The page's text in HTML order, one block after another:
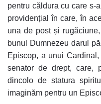
pentru căldura cu care s-
providențial în care, în
una de post și
bunul Dumnezeu darul
Episcop, a unui
senator de drept, care,
dincolo de statura
imaginăm pentru un